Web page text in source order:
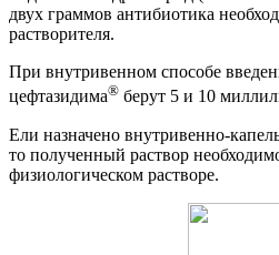
двух граммов антибиотика
растворителя.
При внутривенном способе
цефтазидима® берут 5 и 10
Ели назначено внутривенно-
то полученный раствор
физиологическом растворе.